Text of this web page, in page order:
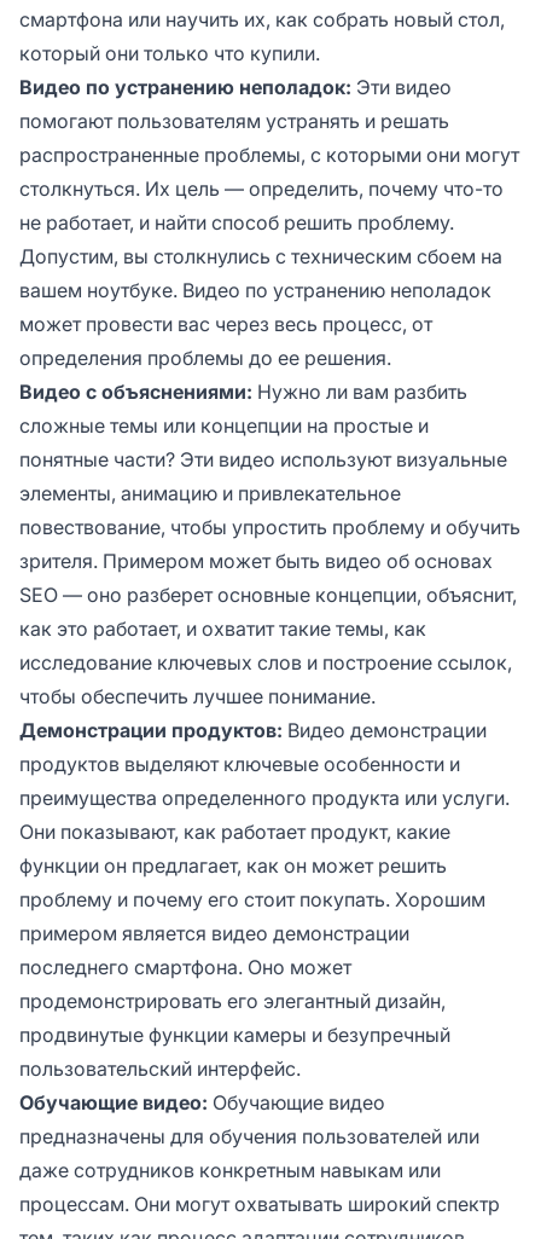
смартфона или научить их, как собрать новый стол,
который они только что купили.
Видео по устранению неполадок: Эти видео
помогают пользователям устранять и решать
распространенные проблемы, с которыми они могут
столкнуться. Их цель — определить, почему что-то
не работает, и найти способ решить проблему.
Допустим, вы столкнулись с техническим сбоем на
вашем ноутбуке. Видео по устранению неполадок
может провести вас через весь процесс, от
определения проблемы до ее решения.
Видео с объяснениями: Нужно ли вам разбить
сложные темы или концепции на простые и
понятные части? Эти видео используют визуальные
элементы, анимацию и привлекательное
повествование, чтобы упростить проблему и обучить
зрителя. Примером может быть видео об основах
SEO — оно разберет основные концепции, объяснит,
как это работает, и охватит такие темы, как
исследование ключевых слов и построение ссылок,
чтобы обеспечить лучшее понимание.
Демонстрации продуктов: Видео демонстрации
продуктов выделяют ключевые особенности и
преимущества определенного продукта или услуги.
Они показывают, как работает продукт, какие
функции он предлагает, как он может решить
проблему и почему его стоит покупать. Хорошим
примером является видео демонстрации
последнего смартфона. Оно может
продемонстрировать его элегантный дизайн,
продвинутые функции камеры и безупречный
пользовательский интерфейс.
Обучающие видео: Обучающие видео
предназначены для обучения пользователей или
даже сотрудников конкретным навыкам или
процессам. Они могут охватывать широкий спектр